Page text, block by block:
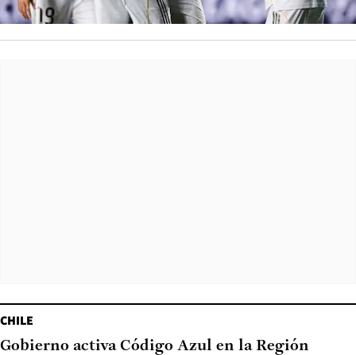
CHILE
Gobierno activa Código Azul en la Región